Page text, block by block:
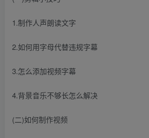
1.制作人声朗读文字
2.如何用字母代替违规字幕
3.怎么添加视频字幕
4.背景音乐不够长怎么解决
(二)如何制作视频